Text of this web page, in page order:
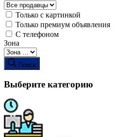
Только с картинкой
Только премиум объявления
С телефоном
Зона
Поиск
Выберите категорию